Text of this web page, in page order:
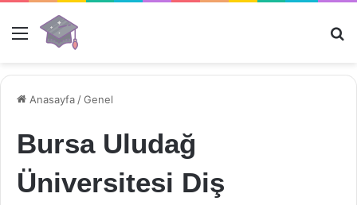
Menü
Anasayfa /Genel
Bursa Uludağ
Üniversitesi Diş